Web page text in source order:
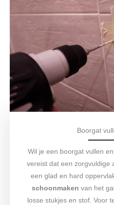
Boorgat
Wil je een boorgat vullen
vereist dat een zorgvuldige
een glad en hard
schoonmaken van het
losse stukjes en stof. Voor